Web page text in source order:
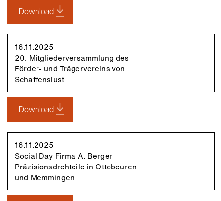
Download
16.11.2025
20. Mitgliederversammlung des
Förder- und Trägervereins von
Schaffenslust
Download
16.11.2025
Social Day Firma A. Berger
Präzisionsdrehteile in Ottobeuren
und Memmingen